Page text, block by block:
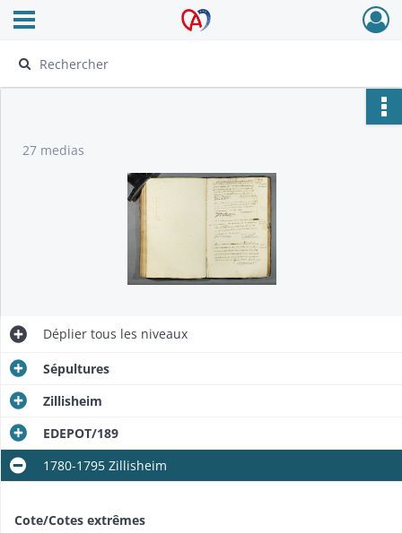
Archives Alsace - Colmar
Ouvrir le menu déroulant
27 medias
Déplier tous les niveaux
Sépultures
Zillisheim
EDEPOT/189
1780-1795 Zillisheim
Cote/Cotes extrêmes